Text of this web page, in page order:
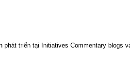
phát triển tại Initiatives Commentary blogs